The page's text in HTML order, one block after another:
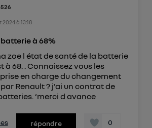
2024à 13:18
à 68%
zoe l état de santé de la batterie
à 68. . Connaissez vous les
en charge du changement
Renault ? j'ai un contrat de
‘merci d avance
répondre 0